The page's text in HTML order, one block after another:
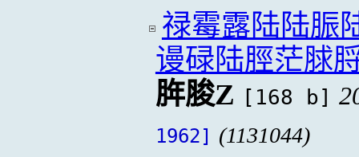
禄霉露陆陆脤
谩碌陆脛茫脙
脌脧Z
[168 b]
1962] (1131044)